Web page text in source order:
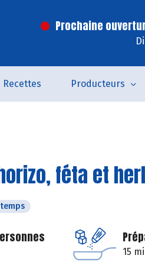
Prochaine
Recettes Producteurs
féta et
15